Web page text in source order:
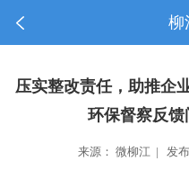
柳
压实整改责任，助推企
环保督察反
来源： 微柳江 | 发